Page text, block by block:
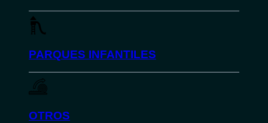
PARQUES INFANTILES
OTROS